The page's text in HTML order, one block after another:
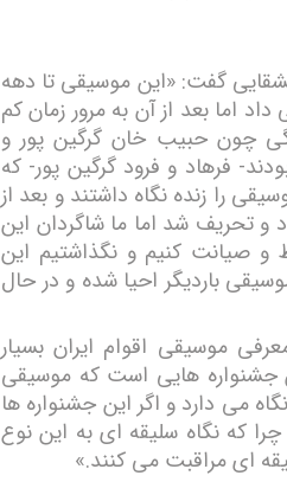
گفت: «این موسیقی تا دهه
اما بعد از آن به مرور زمان کم
چون حبیب خان گرگین پور و
فرهاد و فرود گرگین پور- که
را زنده نگاه داشتند و بعد از
و تحریف شد اما ما شاگردان این
و صیانت کنیم و نگذاشتیم این
10 سالی است این موسیقی باردیگر احیا شده و در حال
موسیقی اقوام ایران بسیار
جشنواره هایی است که موسیقی
می دارد و اگر این جشنواره ها
که نگاه سلیقه ای به این نوع
ای مراقبت می کنند.»